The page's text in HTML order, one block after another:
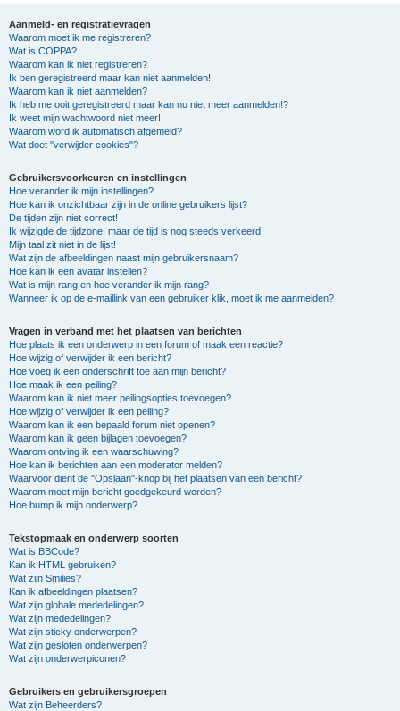
Aanmeld- en registratievragen
Waarom moet ik me registreren?
Wat is COPPA?
Waarom kan ik niet registreren?
Ik ben geregistreerd maar kan niet aanmelden!
Waarom kan ik niet aanmelden?
Ik heb me ooit geregistreerd maar kan nu niet meer aanmelden!?
Ik weet mijn wachtwoord niet meer!
Waarom word ik automatisch afgemeld?
Wat doet "verwijder cookies"?
Gebruikersvoorkeuren en instellingen
Hoe verander ik mijn instellingen?
Hoe kan ik onzichtbaar zijn in de online gebruikers lijst?
De tijden zijn niet correct!
Ik wijzigde de tijdzone, maar de tijd is nog steeds verkeerd!
Mijn taal zit niet in de lijst!
Wat zijn de afbeeldingen naast mijn gebruikersnaam?
Hoe kan ik een avatar instellen?
Wat is mijn rang en hoe verander ik mijn rang?
Wanneer ik op de e-maillink van een gebruiker klik, moet ik me aanmelden?
Vragen in verband met het plaatsen van berichten
Hoe plaats ik een onderwerp in een forum of maak een reactie?
Hoe wijzig of verwijder ik een bericht?
Hoe voeg ik een onderschrift toe aan mijn bericht?
Hoe maak ik een peiling?
Waarom kan ik niet meer peilingsopties toevoegen?
Hoe wijzig of verwijder ik een peiling?
Waarom kan ik een bepaald forum niet openen?
Waarom kan ik geen bijlagen toevoegen?
Waarom ontving ik een waarschuwing?
Hoe kan ik berichten aan een moderator melden?
Waarvoor dient de "Opslaan"-knop bij het plaatsen van een bericht?
Waarom moet mijn bericht goedgekeurd worden?
Hoe bump ik mijn onderwerp?
Tekstopmaak en onderwerp soorten
Wat is BBCode?
Kan ik HTML gebruiken?
Wat zijn Smilies?
Kan ik afbeeldingen plaatsen?
Wat zijn globale mededelingen?
Wat zijn mededelingen?
Wat zijn sticky onderwerpen?
Wat zijn gesloten onderwerpen?
Wat zijn onderwerpiconen?
Gebruikers en gebruikersgroepen
Wat zijn Beheerders?